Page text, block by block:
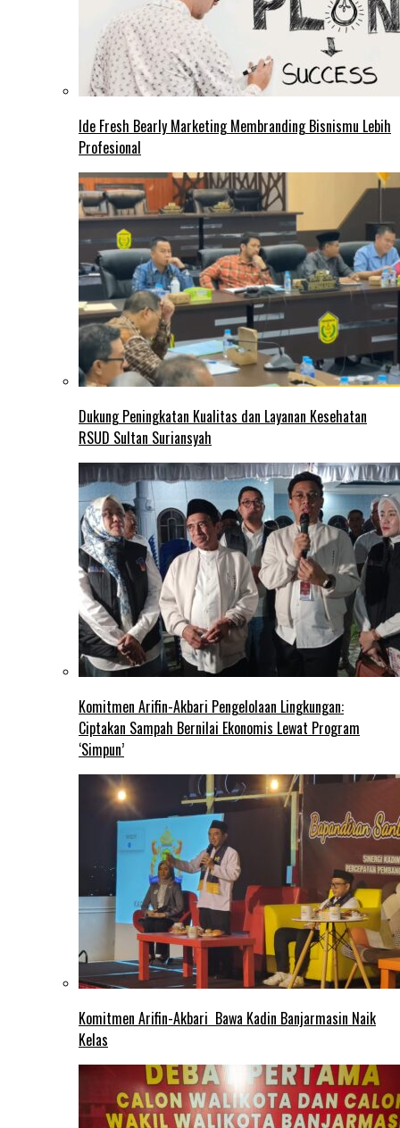
Ide Fresh Bearly Marketing Membranding Bisnismu Lebih
Profesional
Dukung Peningkatan Kualitas dan Layanan Kesehatan
RSUD Sultan Suriansyah
Komitmen Arifin-Akbari Pengelolaan Lingkungan:
Ciptakan Sampah Bernilai Ekonomis Lewat Program
‘Simpun’
Komitmen Arifin-Akbari Bawa Kadin Banjarmasin Naik
Kelas